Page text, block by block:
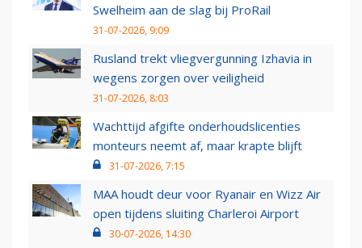
Swelheim aan de slag bij ProRail
31-07-2026, 9:09
Rusland trekt vliegvergunning Izhavia in
wegens zorgen over veiligheid
31-07-2026, 8:03
Wachttijd afgifte onderhoudslicenties
monteurs neemt af, maar krapte blijft
31-07-2026, 7:15
MAA houdt deur voor Ryanair en Wizz Air
open tijdens sluiting Charleroi Airport
30-07-2026, 14:30